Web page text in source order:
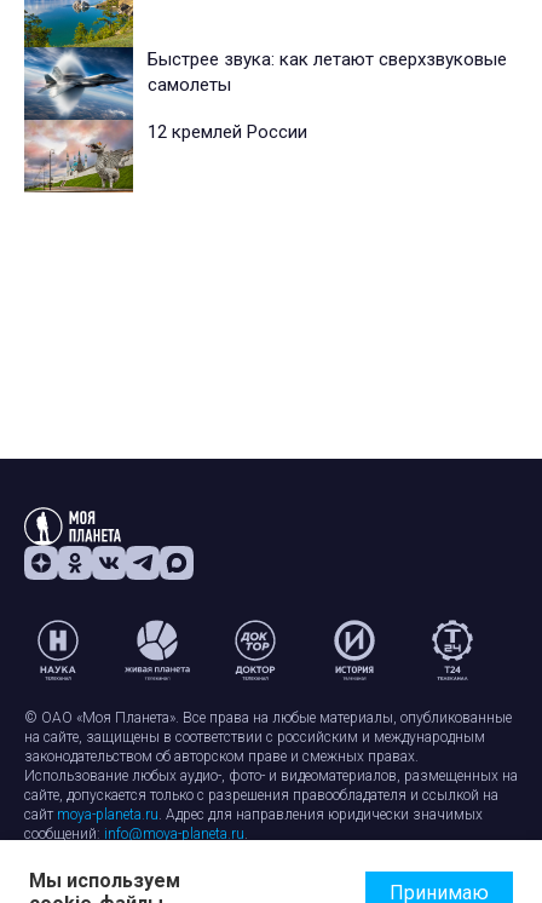
Быстрее звука: как летают сверхзвуковые
самолеты
12 кремлей России
© ОАО «Моя Планета». Все права на любые материалы, опубликованные
на сайте, защищены в соответствии с российским и международным
законодательством об авторском праве и смежных правах.
Использование любых аудио-, фото- и видеоматериалов, размещенных на
сайте, допускается только с разрешения правообладателя и ссылкой на
сайт moya-planeta.ru. Адрес для направления юридически значимых
сообщений: info@moya-planeta.ru.
Правила сайтаРабота с cookie-файлами
Мы используем
Принимаю